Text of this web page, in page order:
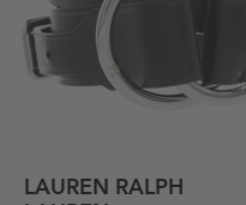
LAUREN RALPH